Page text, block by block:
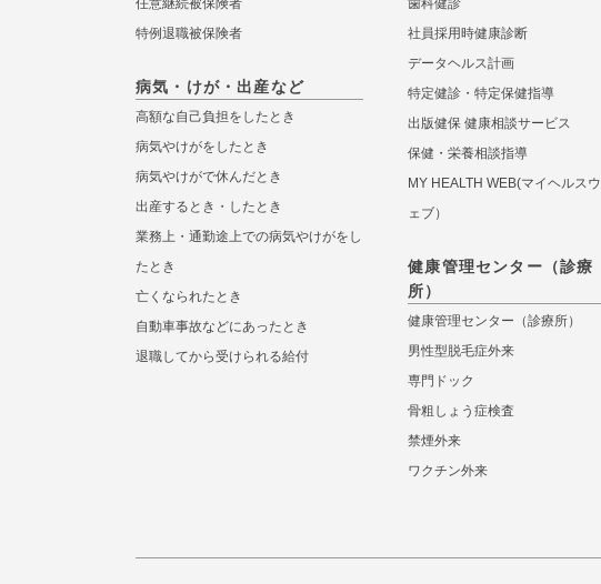
任意継続被保険者
特例退職被保険者
病気・けが・出産など
高額な自己負担をしたとき
病気やけがをしたとき
病気やけがで休んだとき
出産するとき・したとき
業務上・通勤途上での病気やけがをし
たとき
亡くなられたとき
自動車事故などにあったとき
退職してから受けられる給付
歯科健診
社員採用時健康診断
データヘルス計画
特定健診・特定保健指導
出版健保 健康相談サービス
保健・栄養相談指導
MY HEALTH WEB(マイヘルスウ
ェブ）
健康管理センター（診療
所）
健康管理センター（診療所）
男性型脱毛症外来
専門ドック
骨粗しょう症検査
禁煙外来
ワクチン外来